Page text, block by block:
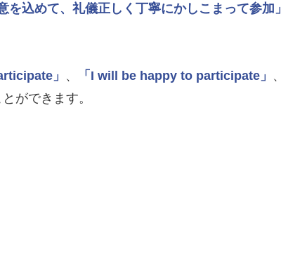
を込めて、礼儀正しく丁寧にかしこまって参加」
」 、 「I will be happy to participate」 、
ができます。